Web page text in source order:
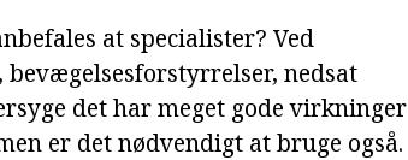
at specialister? Ved
bevægelsesforstyrrelser, nedsat
det har meget gode virkninger
er det nødvendigt at bruge også.